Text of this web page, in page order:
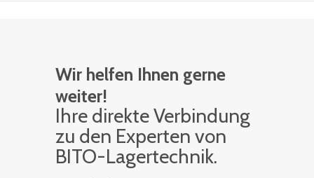
Wir helfen Ihnen gerne
weiter!
Ihre di­rek­te Ver­bin­dung
zu den Ex­per­ten von
BITO-La­ger­tech­nik.